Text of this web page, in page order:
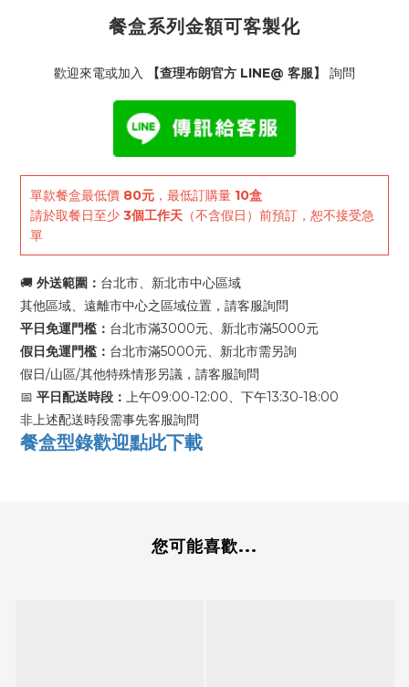
餐盒系列金額可客製化
歡迎來電或加入 【查理布朗官方 LINE@ 客服】 詢問
單款餐盒最低價 80元 ，最低訂購量 10盒
請於取餐日至少 3個工作天 （不含假日）前預訂，恕不接受急
單
🚚 外送範圍： 台北市、新北市中心區域
其他區域、遠離市中心之區域位置，請客服詢問
平日免運門檻： 台北市滿3000元、新北市滿5000元
假日免運門檻： 台北市滿5000元、新北市需另詢
假日/山區/其他特殊情形另議，請客服詢問
📅 平日配送時段： 上午09:00-12:00、下午13:30-18:00
非上述配送時段需事先客服詢問
餐盒型錄歡迎點此下載
您可能喜歡...